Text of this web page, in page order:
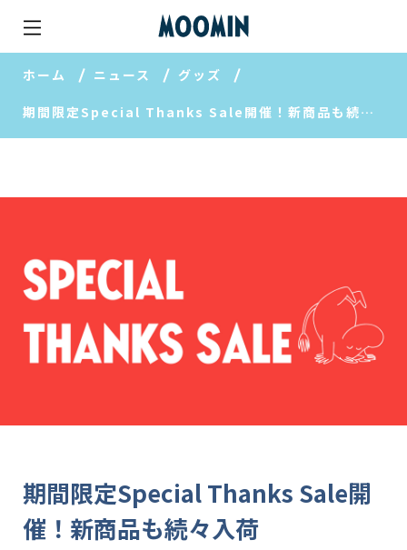
ホーム ニュース グッズ
期間限定Special Thanks Sale開催！新商品も続々入荷
期間限定Special Thanks Sale開
催！新商品も続々入荷